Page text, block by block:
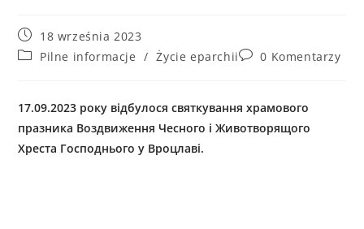
18 września 2023
Pilne informacje / Życie eparchii 0 Komentarzy
17.09.2023 року відбулося святкування храмового
празника Воздвиження Чесного і Животворящого
Хреста Господнього у Вроцлаві.